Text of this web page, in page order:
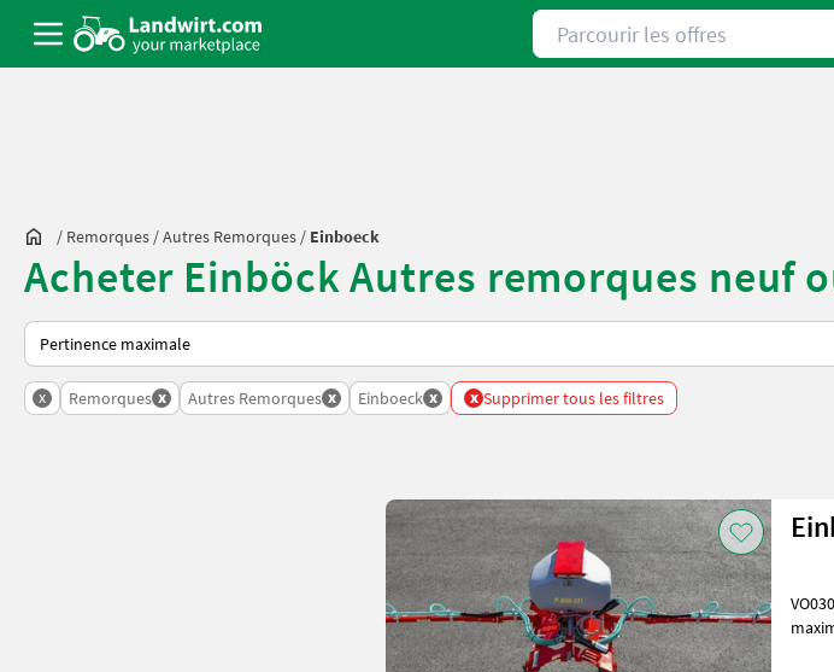
Parcourir les offres
/ Remorques /Autres Remorques / Einboeck
Acheter Einböck Autres remorques neuf
Voici comment les annonces sont triées sur Landwirt.com
x Remorques x Autres Remorques x Einboeck x x Supprimer tous les filtres
maximale